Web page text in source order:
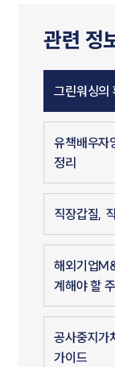
관련 정
그린워싱의
유책배우자
정리
직장갑질,
해외기업
계해야 할
공사중지가
가이드